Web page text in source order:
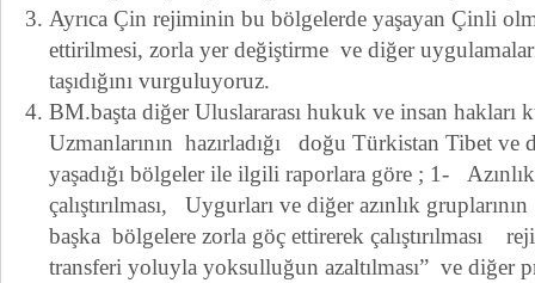
Ayrıca Çin rejiminin bu bölgelerde yaşayan Çinli
ettirilmesi, zorla yer değiştirme ve diğer
taşıdığını vurguluyoruz.
BM.başta diğer Uluslararası hukuk ve insan hakları
Uzmanlarının hazırladığı doğu Türkistan Tibet ve
yaşadığı bölgeler ile ilgili raporlara göre ; 1-
çalıştırılması, Uygurları ve diğer azınlık
başka bölgelere zorla göç ettirerek çalıştırılması
transferi yoluyla yoksulluğun azaltılması” ve diğer